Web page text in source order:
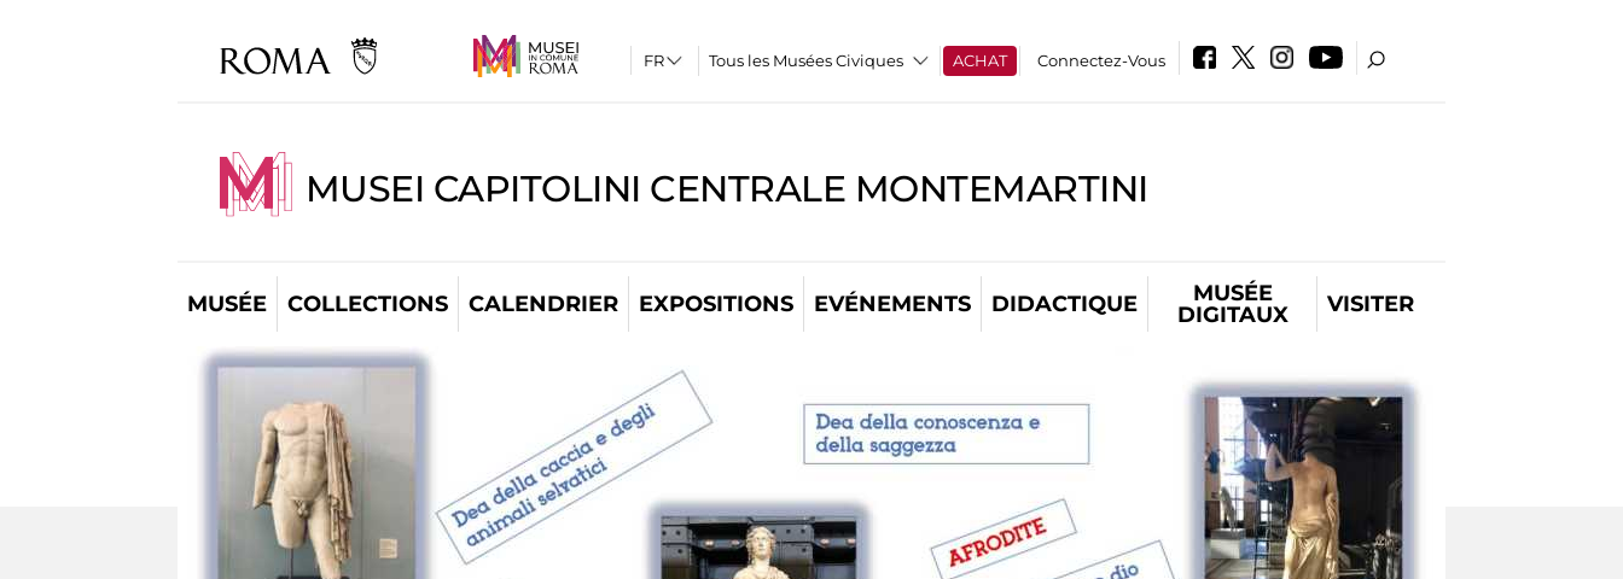
Tous les Musées Civiques ACHAT Connectez-Vous
MUSEI CAPITOLINI CENTRALE MONTEMARTINI
MUSÉE COLLECTIONS CALENDRIER EXPOSITIONS EVÉNEMENTS DIDACTIQUE
MUSÉE
DIGITAUX
VISITER